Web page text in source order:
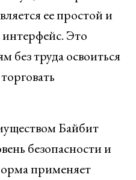
ее простой и
Это
без труда освоиться
Байбит
безопасности и
применяет